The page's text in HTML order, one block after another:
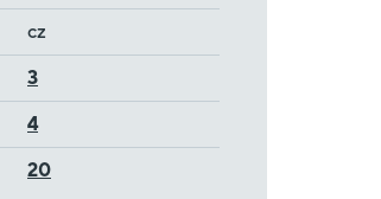
cz
3
4
20